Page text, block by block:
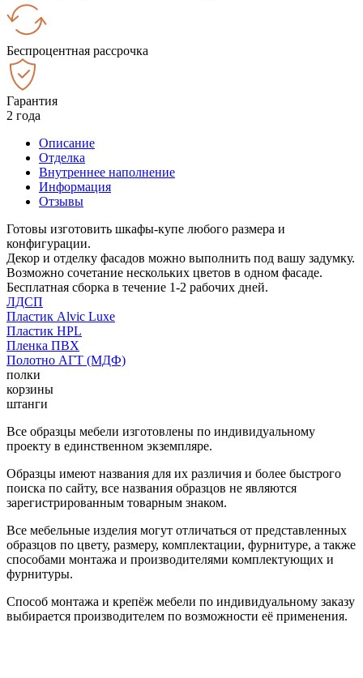
Беспроцентная рассрочка
Гарантия
2 года
Описание
Отделка
Внутреннее наполнение
Информация
Отзывы
Готовы изготовить шкафы-купе любого размера и
конфигурации.
Декор и отделку фасадов можно выполнить под вашу задумку.
Возможно сочетание нескольких цветов в одном фасаде.
Бесплатная сборка в течение 1-2 рабочих дней.
ЛДСП
Пластик Alvic Luxe
Пластик HPL
Пленка ПВХ
Полотно АГТ (МДФ)
полки
корзины
штанги
Все образцы мебели изготовлены по индивидуальному
проекту в единственном экземпляре.
Образцы имеют названия для их различия и более быстрого
поиска по сайту, все названия образцов не являются
зарегистрированным товарным знаком.
Все мебельные изделия могут отличаться от представленных
образцов по цвету, размеру, комплектации, фурнитуре, а также
способами монтажа и производителями комплектующих и
фурнитуры.
Способ монтажа и крепёж мебели по индивидуальному заказу
выбирается производителем по возможности её применения.